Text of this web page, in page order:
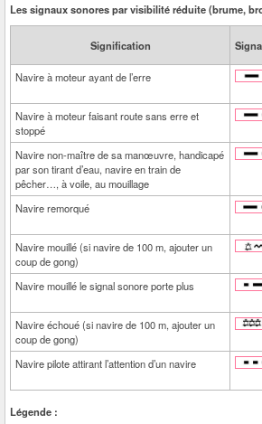
Les signaux sonores par visibilité réduite (brume,
Signification
Navire à moteur ayant de l’erre
Navire à moteur faisant route sans erre et
stoppé
Navire non-maître de sa manœuvre, handicapé
par son tirant d’eau, navire en train de
pêcher…, à voile, au mouillage
Navire remorqué
Navire mouillé (si navire de 100 m, ajouter un
coup de gong)
Navire mouillé le signal sonore porte plus
Navire échoué (si navire de 100 m, ajouter un
coup de gong)
Navire pilote attirant l’attention d’un navire
Légende :